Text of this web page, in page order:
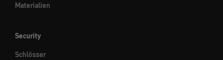
Materialien
Security
Schlösser